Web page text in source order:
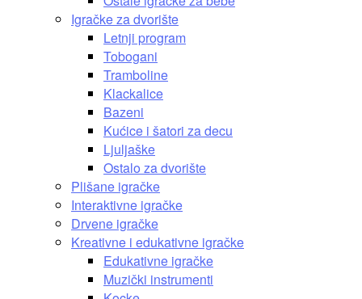
Igračke za dvorište
Letnji program
Tobogani
Tramboline
Klackalice
Bazeni
Kućice i šatori za decu
Ljuljaške
Ostalo za dvorište
Plišane igračke
Interaktivne igračke
Drvene igračke
Kreativne i edukativne igračke
Edukativne igračke
Muzički instrumenti